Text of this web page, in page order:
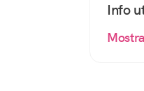
Info
Mostra